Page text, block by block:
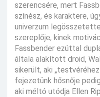
szerencsére, mert
színész, és karaktere,
univerzum
szereplője, kinek
Fassbender ezúttal
általa alakított droid,
sikerült, aki
fejezetünk hősnője
aki méltó utódja Ellen